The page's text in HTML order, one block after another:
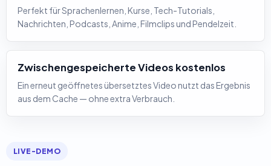
Perfekt für Sprachenlernen, Kurse, Tech-Tutorials,
Nachrichten, Podcasts, Anime, Filmclips und Pendelzeit.
Zwischengespeicherte Videos kostenlos
Ein erneut geöffnetes übersetztes Video nutzt das Ergebnis
aus dem Cache — ohne extra Verbrauch.
LIVE-DEMO